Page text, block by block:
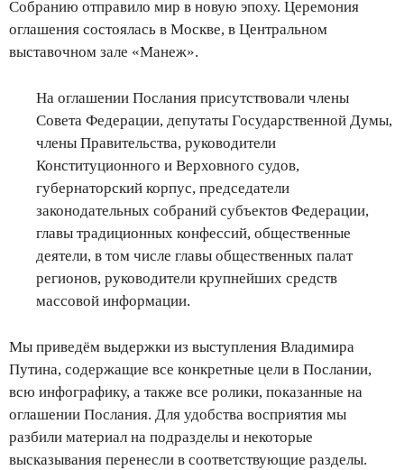
Собранию отправило мир в новую эпоху. Церемония
оглашения состоялась в Москве, в Центральном
выставочном зале «Манеж».
На оглашении Послания присутствовали члены
Совета Федерации, депутаты Государственной Думы,
члены Правительства, руководители
Конституционного и Верховного судов,
губернаторский корпус, председатели
законодательных собраний субъектов Федерации,
главы традиционных конфессий, общественные
деятели, в том числе главы общественных палат
регионов, руководители крупнейших средств
массовой информации.
Мы приведём выдержки из выступления Владимира
Путина, содержащие все конкретные цели в Послании,
всю инфографику, а также все ролики, показанные на
оглашении Послания. Для удобства восприятия мы
разбили материал на подразделы и некоторые
высказывания перенесли в соответствующие разделы.